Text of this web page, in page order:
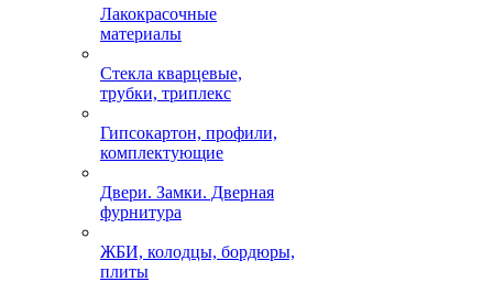
Лакокрасочные
материалы
Стекла кварцевые,
трубки, триплекс
Гипсокартон, профили,
комплектующие
Двери. Замки. Дверная
фурнитура
ЖБИ, колодцы, бордюры,
плиты